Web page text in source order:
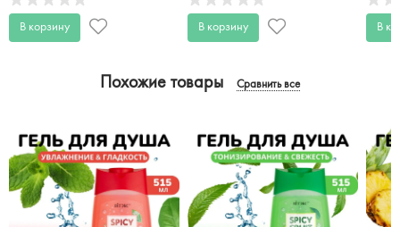
В корзину В корзину В
Похожие товары Сравнить все